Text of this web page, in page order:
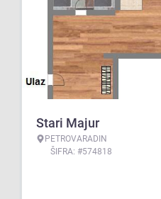
Stari Majur
PETROVARADIN
ŠIFRA: #574818